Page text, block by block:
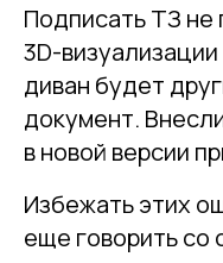
Подписать ТЗ не
3D-
диван будет
документ.
в новой версии
Избежать этих
еще говорить со